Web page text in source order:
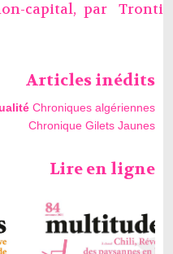
capital, par Tronti
Articles inédits
Chroniques algériennes
Chronique Gilets Jaunes
Lire en ligne